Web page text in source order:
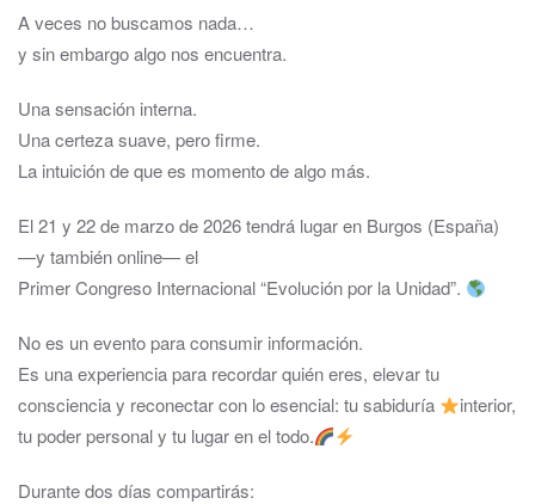
A veces no buscamos nada…
y sin embargo algo nos encuentra.
Una sensación interna.
Una certeza suave, pero firme.
La intuición de que es momento de algo más.
El 21 y 22 de marzo de 2026 tendrá lugar en Burgos (España)
—y también online— el
Primer Congreso Internacional “Evolución por la Unidad”.
No es un evento para consumir información.
Es una experiencia para recordar quién eres, elevar tu
consciencia y reconectar con lo esencial: tu sabiduría
interior,
tu poder personal y tu lugar en el todo.
Durante dos días compartirás: